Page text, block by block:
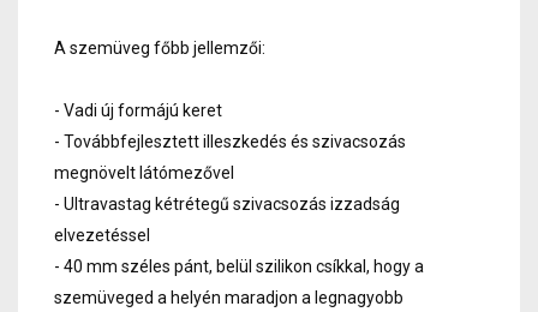
A szemüveg főbb jellemzői:
- Vadi új formájú keret
- Továbbfejlesztett illeszkedés és szivacsozás
megnövelt látómezővel
- Ultravastag kétrétegű szivacsozás izzadság
elvezetéssel
- 40 mm széles pánt, belül szilikon csíkkal, hogy a
szemüveged a helyén maradjon a legnagyobb